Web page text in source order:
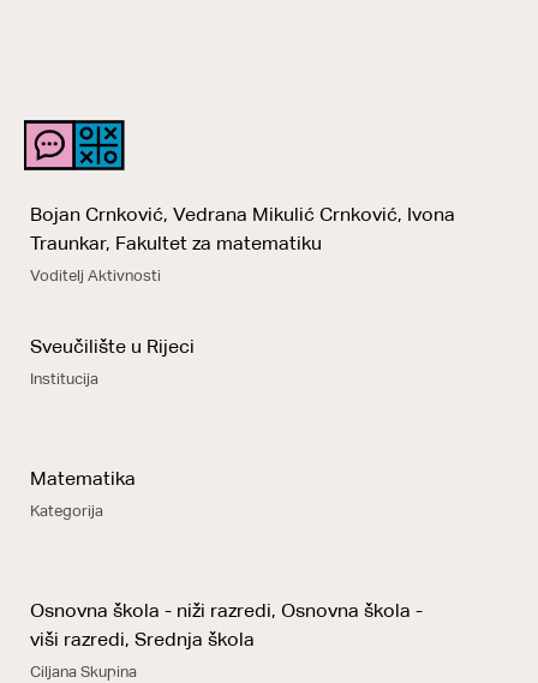
Bojan Crnković, Vedrana Mikulić Crnković, Ivona
Traunkar, Fakultet za matematiku
Voditelj Aktivnosti
Sveučilište u Rijeci
Institucija
Matematika
Kategorija
Osnovna škola - niži razredi, Osnovna škola -
viši razredi, Srednja škola
Ciljana Skupina